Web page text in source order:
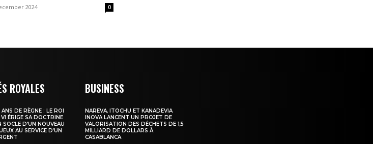
Insight Publications
À propos
2024 0
ROYALES
DE RÈGNE : LE ROI
ÉRIGE SA DOCTRINE
SOCLE D’UN NOUVEAU
AU SERVICE D’UN
BUSINESS
NAREVA, ITOCHU ET KANADEVIA
INOVA LANCENT UN PROJET DE
VALORISATION DES DÉCHETS DE 1,5
MILLIARD DE DOLLARS À
CASABLANCA